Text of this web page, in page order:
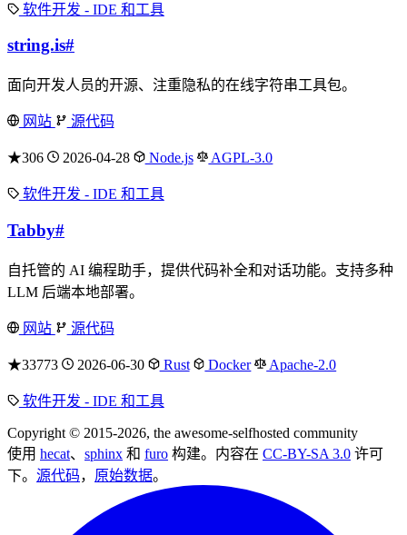
软件开发 - IDE 和工具
string.is#
面向开发人员的开源、注重隐私的在线字符串工具包。
网站 源代码
★306 2026-04-28 Node.js AGPL-3.0
软件开发 - IDE 和工具
Tabby#
自托管的 AI 编程助手，提供代码补全和对话功能。支持多种
LLM 后端本地部署。
网站 源代码
★33773 2026-06-30 Rust Docker Apache-2.0
软件开发 - IDE 和工具
Copyright © 2015-2026, the awesome-selfhosted community
使用 hecat、 sphinx 和 furo 构建。内容在 CC-BY-SA 3.0 许可
下。 源代码， 原始数据。